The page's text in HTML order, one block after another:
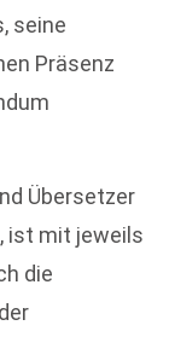
seine
Präsenz
Übersetzer
ist mit jeweils
die